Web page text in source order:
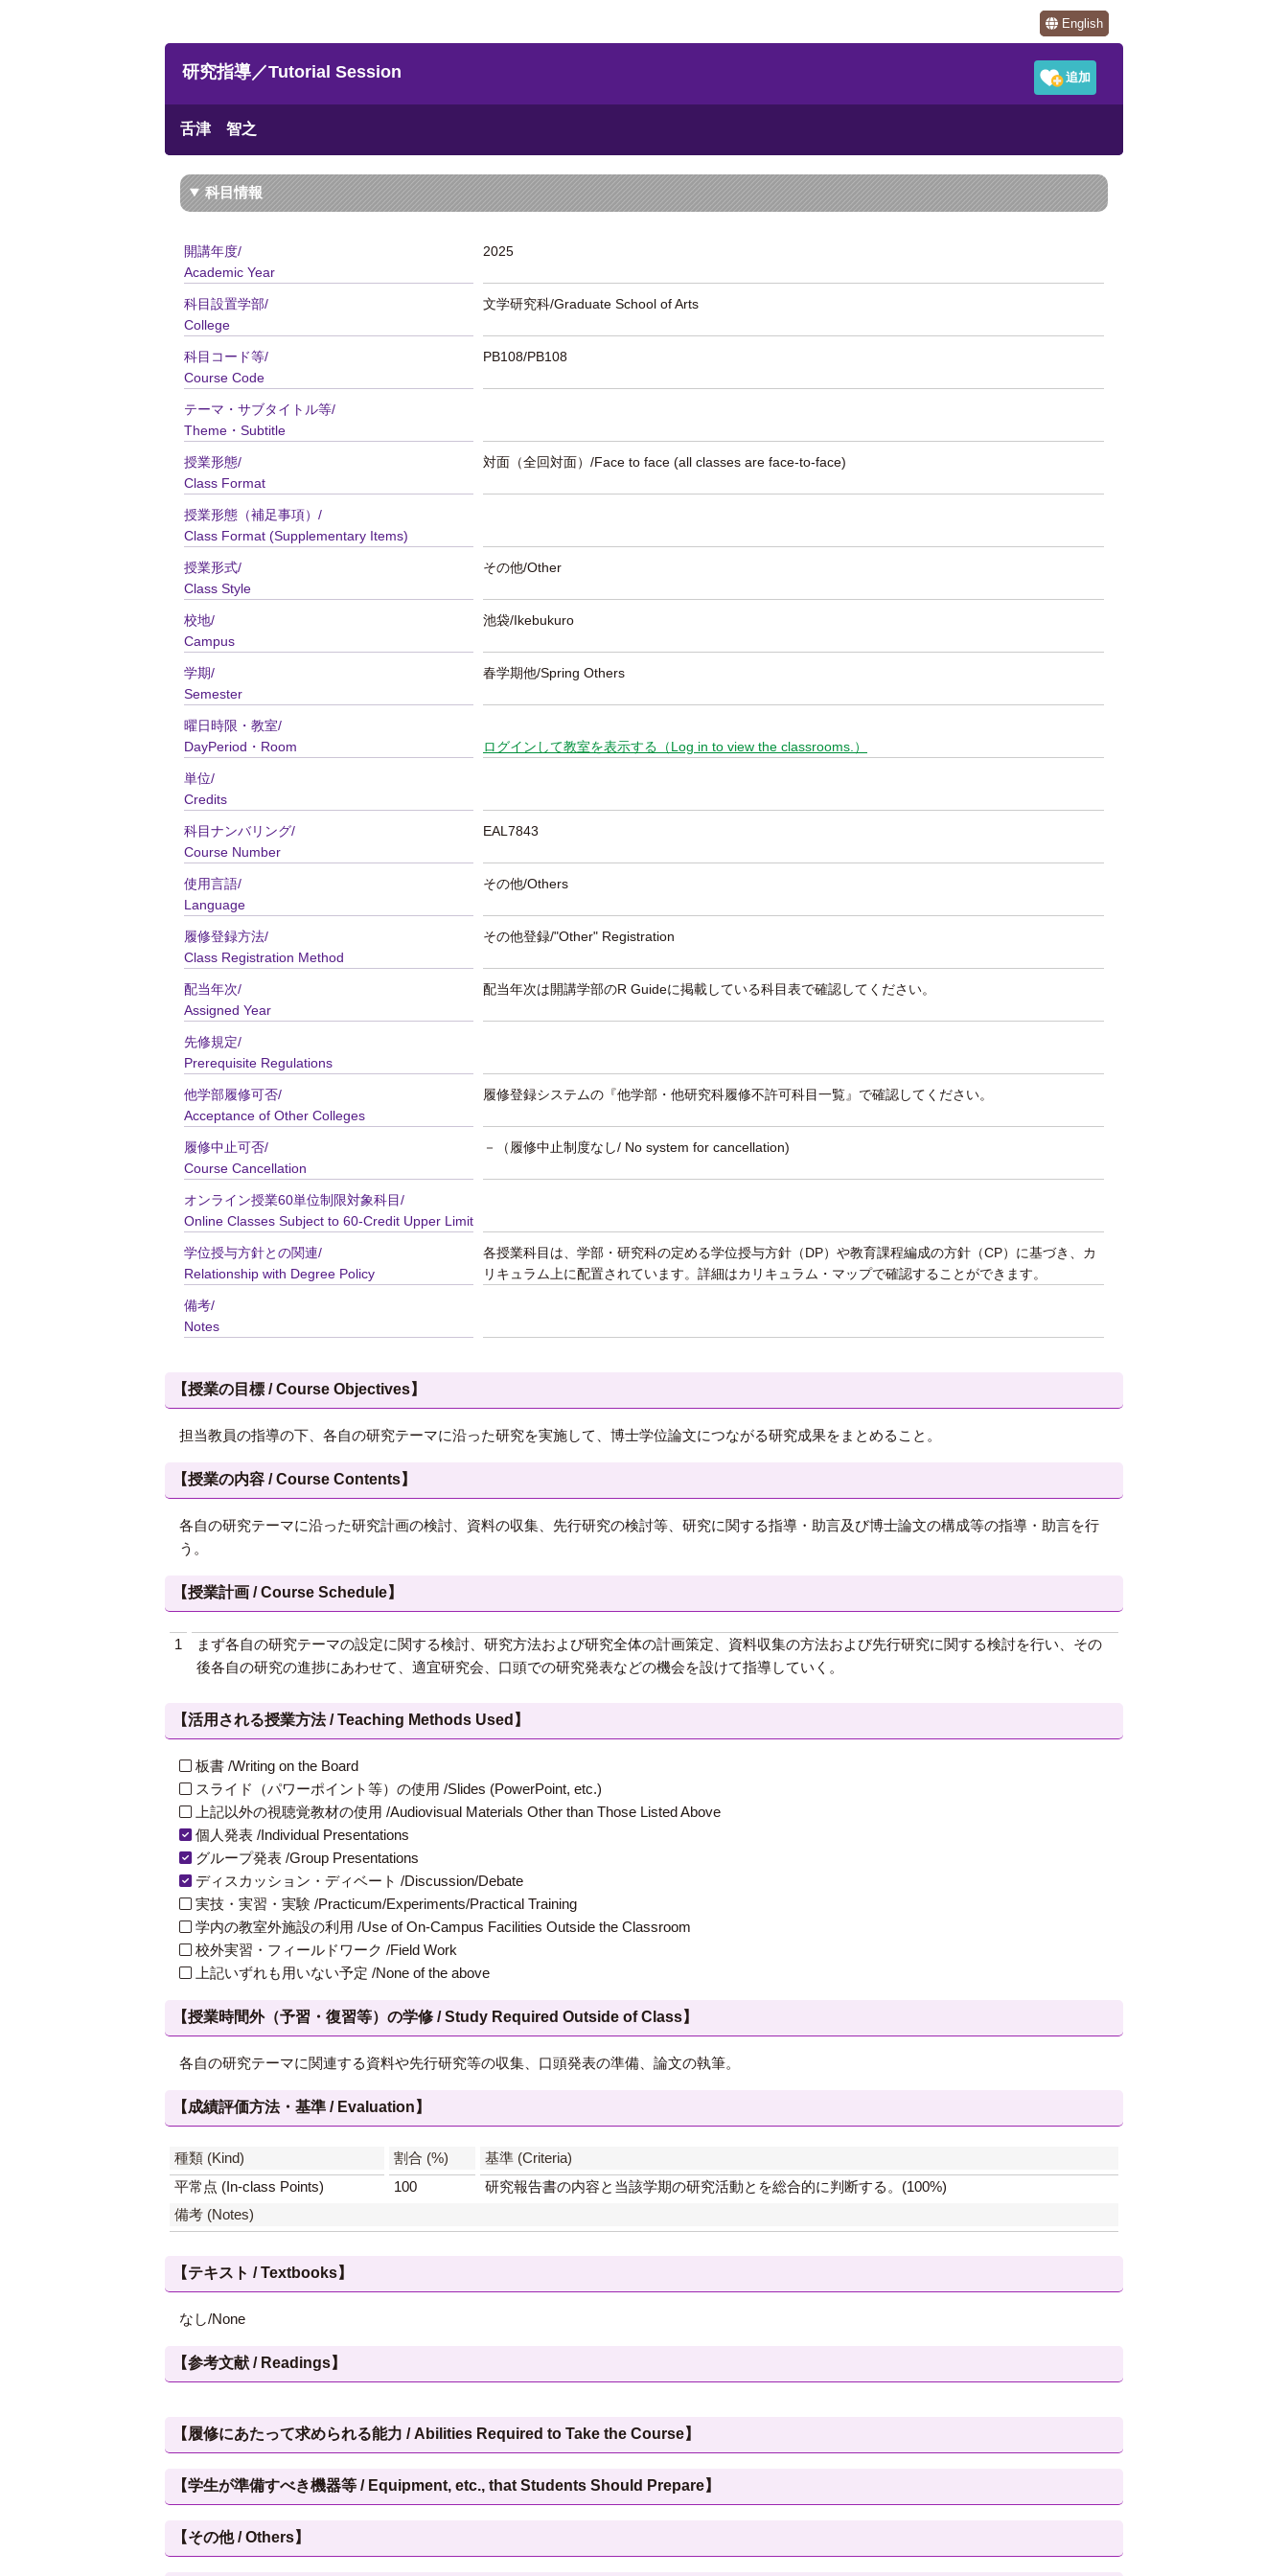
English
研究指導／Tutorial Session
舌津 智之
科目情報
開講年度/
Academic Year
2025
科目設置学部/
College
文学研究科/Graduate School of Arts
科目コード等/
Course Code
PB108/PB108
テーマ・サブタイトル等/
Theme・Subtitle
授業形態/
Class Format
対面（全回対面）/Face to face (all classes are face-to-face)
授業形態（補足事項）/
Class Format (Supplementary Items)
授業形式/
Class Style
その他/Other
校地/
Campus
池袋/Ikebukuro
学期/
Semester
春学期他/Spring Others
曜日時限・教室/
DayPeriod・Room
ログインして教室を表示する（Log in to view the classrooms.）
単位/
Credits
科目ナンバリング/
Course Number
EAL7843
使用言語/
Language
その他/Others
履修登録方法/
Class Registration Method
その他登録/"Other" Registration
配当年次/
Assigned Year
配当年次は開講学部のR Guideに掲載している科目表で確認してください。
先修規定/
Prerequisite Regulations
他学部履修可否/
Acceptance of Other Colleges
履修登録システムの『他学部・他研究科履修不許可科目一覧』で確認してください。
履修中止可否/
Course Cancellation
－（履修中止制度なし/ No system for cancellation)
オンライン授業60単位制限対象科目/
Online Classes Subject to 60-Credit Upper Limit
学位授与方針との関連/
Relationship with Degree Policy
各授業科目は、学部・研究科の定める学位授与方針（DP）や教育課程編成の方針（CP）に基づき、カ
リキュラム上に配置されています。詳細はカリキュラム・マップで確認することができます。
備考/
Notes
【授業の目標 / Course Objectives】
担当教員の指導の下、各自の研究テーマに沿った研究を実施して、博士学位論文につながる研究成果をまとめること。
【授業の内容 / Course Contents】
各自の研究テーマに沿った研究計画の検討、資料の収集、先行研究の検討等、研究に関する指導・助言及び博士論文の構成等の指導・助言を行
う。
【授業計画 / Course Schedule】
1
まず各自の研究テーマの設定に関する検討、研究方法および研究全体の計画策定、資料収集の方法および先行研究に関する検討を行い、その
後各自の研究の進捗にあわせて、適宜研究会、口頭での研究発表などの機会を設けて指導していく。
【活用される授業方法 / Teaching Methods Used】
板書 /Writing on the Board
スライド（パワーポイント等）の使用 /Slides (PowerPoint, etc.)
上記以外の視聴覚教材の使用 /Audiovisual Materials Other than Those Listed Above
個人発表 /Individual Presentations
グループ発表 /Group Presentations
ディスカッション・ディベート /Discussion/Debate
実技・実習・実験 /Practicum/Experiments/Practical Training
学内の教室外施設の利用 /Use of On-Campus Facilities Outside the Classroom
校外実習・フィールドワーク /Field Work
上記いずれも用いない予定 /None of the above
【授業時間外（予習・復習等）の学修 / Study Required Outside of Class】
各自の研究テーマに関連する資料や先行研究等の収集、口頭発表の準備、論文の執筆。
【成績評価方法・基準 / Evaluation】
種類 (Kind) 割合 (%)
基準 (Criteria)
平常点 (In-class Points)
100
研究報告書の内容と当該学期の研究活動とを総合的に判断する。(100%)
備考 (Notes)
【テキスト / Textbooks】
なし/None
【参考文献 / Readings】
【履修にあたって求められる能力 / Abilities Required to Take the Course】
【学生が準備すべき機器等 / Equipment, etc., that Students Should Prepare】
【その他 / Others】